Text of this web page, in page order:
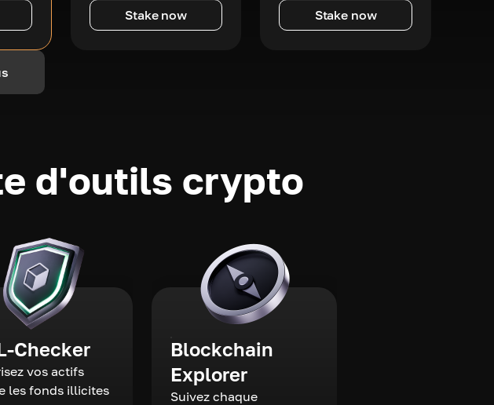
Stake now Stake now
d'outils crypto
Checker
vos actifs
les fonds illicites
Blockchain
Explorer
Suivez chaque